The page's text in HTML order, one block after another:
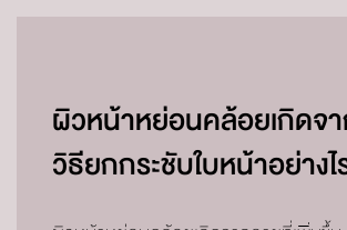
ผิวหน้าหย่อนคล้อยเกิดจา
วิธียกกระชับใบหน้าอย่าง